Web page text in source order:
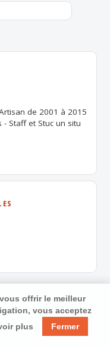
de 2001 à 2015
Staff et Stuc un situ
offrir le meilleur
vous acceptez
plus Fermer